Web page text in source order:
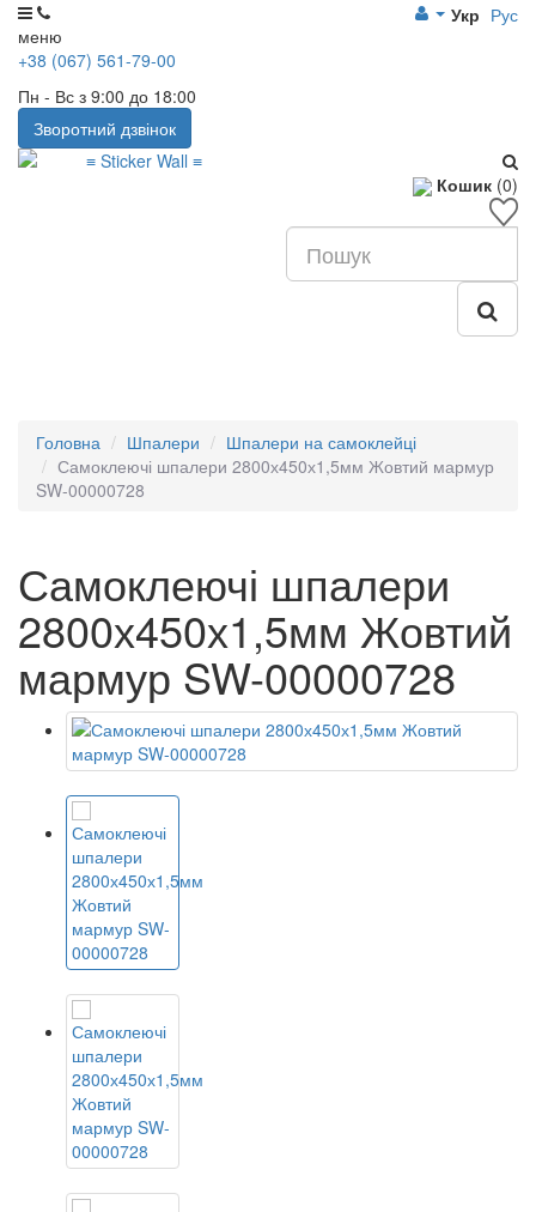
меню
Укр Рус
+38 (067) 561-79-00
Пн - Вс з 9:00 до 18:00
Зворотний дзвінок
Кошик (0)
Головна Шпалери
Шпалери на самоклейці
Самоклеючі шпалери 2800х450х1,5мм Жовтий мармур
SW-00000728
Самоклеючі шпалери
2800х450х1,5мм Жовтий
мармур SW-00000728